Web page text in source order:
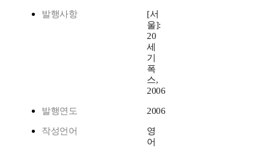
발행사항
[서
울]:
20
세
기
폭
스,
2006
발행연도 2006
작성언어
영
어